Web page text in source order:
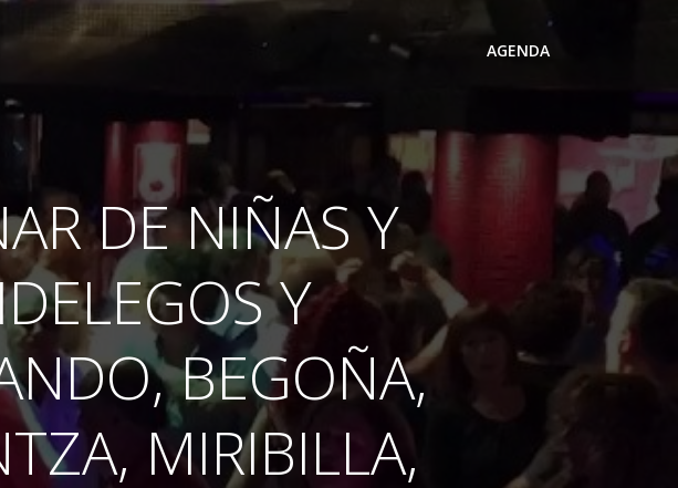
AGENDA
DE NIÑAS Y
Y
BEGOÑA,
MIRIBILLA,